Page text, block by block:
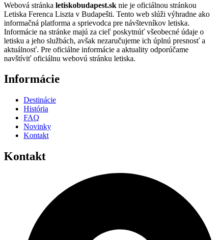
Webová stránka letiskobudapest.sk nie je oficiálnou stránkou
Letiska Ferenca Liszta v Budapešti. Tento web slúži výhradne ako
informačná platforma a sprievodca pre návštevníkov letiska.
Informácie na stránke majú za cieľ poskytnúť všeobecné údaje o
letisku a jeho službách, avšak nezaručujeme ich úplnú presnosť a
aktuálnosť. Pre oficiálne informácie a aktuality odporúčame
navštíviť oficiálnu webovú stránku letiska.
Informácie
Destinácie
História
FAQ
Novinky
Kontakt
Kontakt